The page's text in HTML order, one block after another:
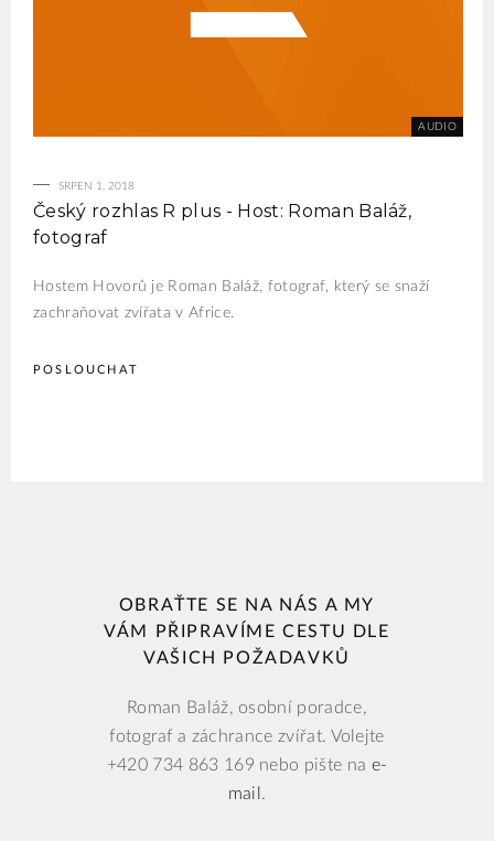
SRPEN 1, 2018
Český rozhlas R plus - Host: Roman Baláž,
fotograf
Hostem Hovorů je Roman Baláž, fotograf, který se snaží
zachraňovat zvířata v Africe.
POSLOUCHAT
OBRAŤTE SE NA NÁS A MY
VÁM PŘIPRAVÍME CESTU DLE
VAŠICH POŽADAVKŮ
Roman Baláž, osobní poradce,
fotograf a záchrance zvířat. Volejte
+420 734 863 169 nebo pište na e-
mail .